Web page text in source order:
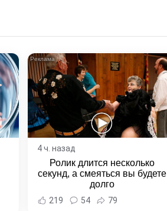
4 ч. назад
Ролик длится несколько
секунд, а смеяться вы будете
долго
219 54 79